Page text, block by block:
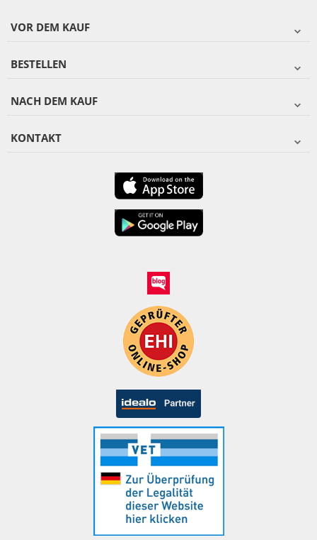
VOR DEM KAUF
BESTELLEN
NACH DEM KAUF
KONTAKT